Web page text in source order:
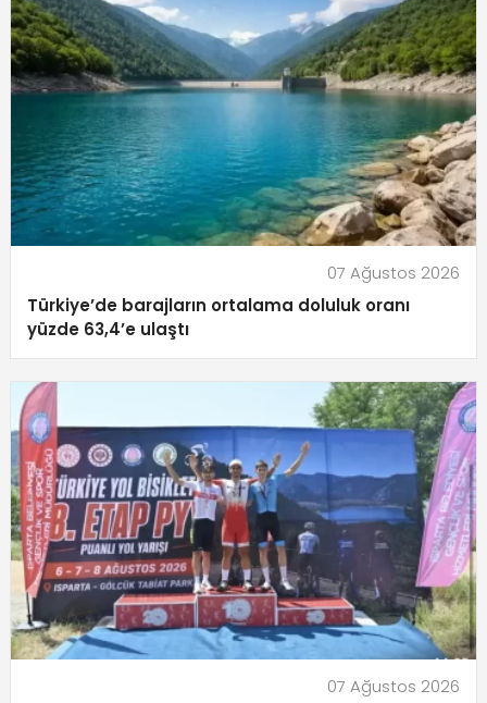
07 Ağustos 2026
Türkiye’de barajların ortalama doluluk oranı
yüzde 63,4’e ulaştı
07 Ağustos 2026